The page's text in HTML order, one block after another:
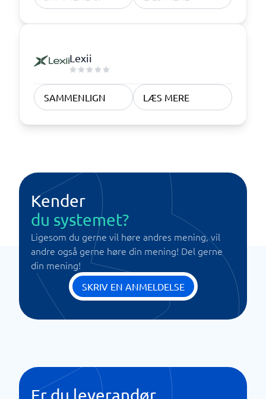
Lexii
SAMMENLIGN LÆS MERE
Kender
du systemet?
Ligesom du gerne vil høre andres mening, vil
andre også gerne høre din mening! Del gerne
din mening!
SKRIV EN ANMELDELSE